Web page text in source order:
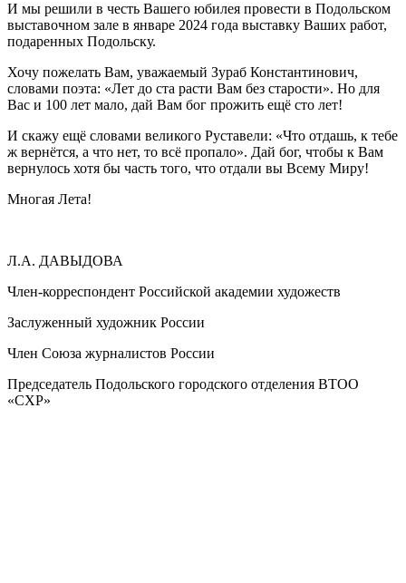
И мы решили в честь Вашего юбилея провести в Подольском
выставочном зале в январе 2024 года выставку Ваших работ,
подаренных Подольску.
Хочу пожелать Вам, уважаемый Зураб Константинович,
словами поэта: «Лет до ста расти Вам без старости». Но для
Вас и 100 лет мало, дай Вам бог прожить ещё сто лет!
И скажу ещё словами великого Руставели: «Что отдашь, к тебе
ж вернётся, а что нет, то всё пропало». Дай бог, чтобы к Вам
вернулось хотя бы часть того, что отдали вы Всему Миру!
Многая Лета!
Л.А. ДАВЫДОВА
Член-корреспондент Российской академии художеств
Заслуженный художник России
Член Союза журналистов России
Председатель Подольского городского отделения ВТОО
«СХР»